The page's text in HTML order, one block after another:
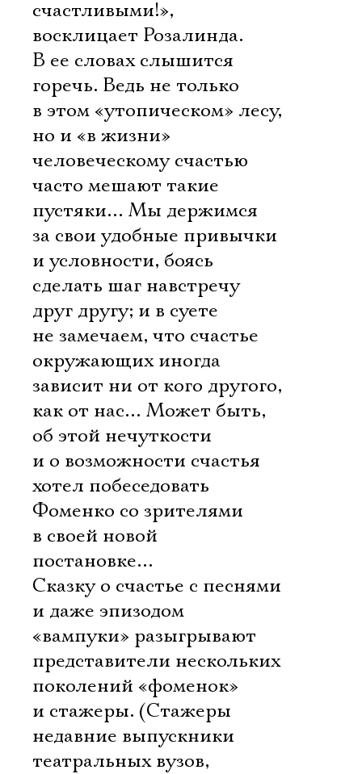
счастливыми!», 
восклицает Розалинда.
В ее словах слышится
горечь. Ведь не только
в этом «утопическом» лесу,
но и «в жизни»
человеческому счастью
часто мешают такие
пустяки… Мы держимся
за свои удобные привычки
и условности, боясь
сделать шаг навстречу
друг другу; и в суете
не замечаем, что счастье
окружающих иногда
зависит ни от кого другого,
как от нас… Может быть,
об этой нечуткости
и о возможности счастья
хотел побеседовать
Фоменко со зрителями
в своей новой
постановке…
Сказку о счастье с песнями
и даже эпизодом
«вампуки» разыгрывают
представители нескольких
поколений «фоменок»
и стажеры. (Стажеры 
недавние выпускники
театральных вузов,